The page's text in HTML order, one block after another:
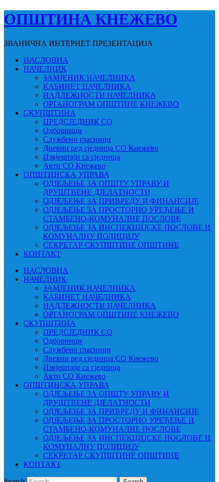
ОПШТИНА КНЕЖЕВО
ЗВАНИЧНА ИНТЕРНЕТ ПРЕЗЕНТАЦИЈА
НАСЛОВНА
НАЧЕЛНИК
ЗАМЈЕНИК НАЧЕЛНИКА
КАБИНЕТ НАЧЕЛНИКА
НАДЛЕЖНОСТИ НАЧЕЛНИКА
ОРГАНОГРАМ ОПШТИНЕ КНЕЖЕВО
СКУПШТИНА
ПРЕДСЈЕДНИК СО
Одборници
Службени гласници
Дневни ред сједница СО Кнежево
Извјештаји са сједница
Акти СО Кнежево
ОПШТИНСКА УПРАВА
ОДЈЕЉЕЊЕ ЗА ОПШТУ УПРАВУ И
ДРУШТВЕНЕ ДЈЕЛАТНОСТИ
ОДЈЕЉЕЊЕ ЗА ПРИВРЕДУ И ФИНАНСИЈЕ
ОДЈЕЉЕЊЕ ЗА ПРОСТОРНО УРЕЂЕЊЕ И
СТАМБЕНО-КОМУНАЛНЕ ПОСЛОВЕ
ОДЈЕЉЕЊЕ ЗА ИНСПЕКЦИЈСКЕ ПОСЛОВЕ И
КОМУНАЛНУ ПОЛИЦИЈУ
СЕКРЕТАР СКУПШТИНЕ ОПШТИНЕ
КОНТАКТ
НАСЛОВНА
НАЧЕЛНИК
ЗАМЈЕНИК НАЧЕЛНИКА
КАБИНЕТ НАЧЕЛНИКА
НАДЛЕЖНОСТИ НАЧЕЛНИКА
ОРГАНОГРАМ ОПШТИНЕ КНЕЖЕВО
СКУПШТИНА
ПРЕДСЈЕДНИК СО
Одборници
Службени гласници
Дневни ред сједница СО Кнежево
Извјештаји са сједница
Акти СО Кнежево
ОПШТИНСКА УПРАВА
ОДЈЕЉЕЊЕ ЗА ОПШТУ УПРАВУ И
ДРУШТВЕНЕ ДЈЕЛАТНОСТИ
ОДЈЕЉЕЊЕ ЗА ПРИВРЕДУ И ФИНАНСИЈЕ
ОДЈЕЉЕЊЕ ЗА ПРОСТОРНО УРЕЂЕЊЕ И
СТАМБЕНО-КОМУНАЛНЕ ПОСЛОВЕ
ОДЈЕЉЕЊЕ ЗА ИНСПЕКЦИЈСКЕ ПОСЛОВЕ И
КОМУНАЛНУ ПОЛИЦИЈУ
СЕКРЕТАР СКУПШТИНЕ ОПШТИНЕ
КОНТАКТ